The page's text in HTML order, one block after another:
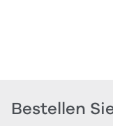
Bestellen